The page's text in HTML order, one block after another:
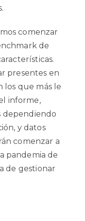
comenzar
de
presentes en
los que más le
informe,
dependiendo
y datos
comenzar a
pandemia de
de gestionar